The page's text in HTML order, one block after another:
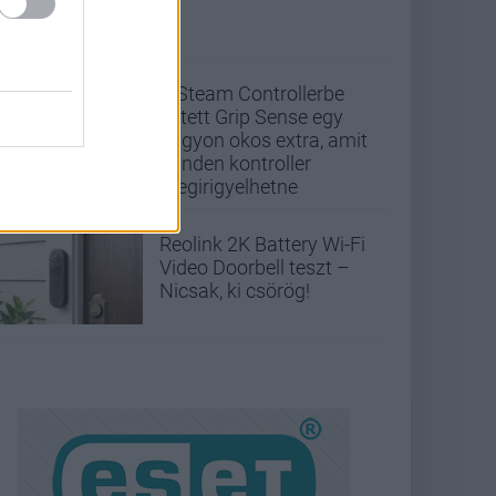
A Steam Controllerbe
rejtett Grip Sense egy
nagyon okos extra, amit
minden kontroller
megirigyelhetne
Reolink 2K Battery Wi-Fi
Video Doorbell teszt –
Nicsak, ki csörög!